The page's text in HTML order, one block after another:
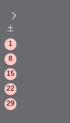
土
1
8
15
22
29